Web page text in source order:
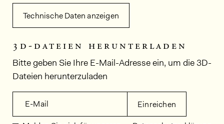
Technische Daten anzeigen
3d-dateien herunterladen
Bitte geben Sie Ihre E-Mail-Adresse ein, um die 3D-
Dateien herunterzuladen
E-Mail Einreichen